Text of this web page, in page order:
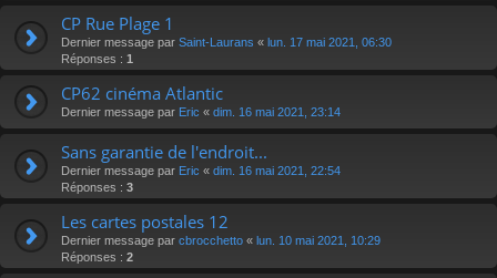
CP Rue Plage 1
Dernier message par Saint-Laurans « lun. 17 mai 2021, 06:30
Réponses : 1
CP62 cinéma Atlantic
Dernier message par Eric « dim. 16 mai 2021, 23:14
Sans garantie de l'endroit...
Dernier message par Eric « dim. 16 mai 2021, 22:54
Réponses : 3
Les cartes postales 12
Dernier message par cbrocchetto « lun. 10 mai 2021, 10:29
Réponses : 2